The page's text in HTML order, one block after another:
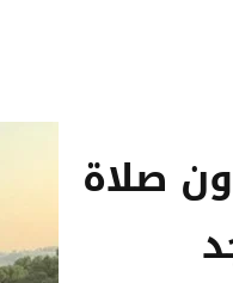
صلاة